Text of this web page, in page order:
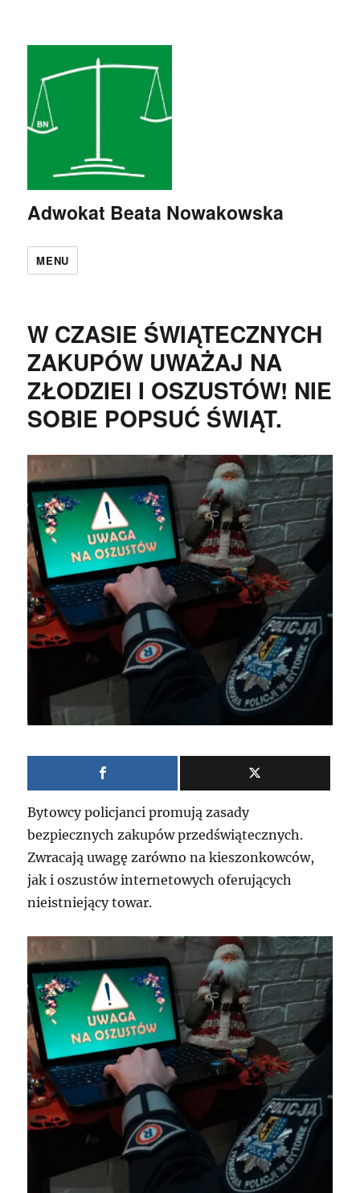
Adwokat Beata Nowakowska
MENU
W CZASIE ŚWIĄTECZNYCH
ZAKUPÓW UWAŻAJ NA
ZŁODZIEI I OSZUSTÓW! NIE
SOBIE POPSUĆ ŚWIĄT.
Bytowcy policjanci promują zasady
bezpiecznych zakupów przedświątecznych.
Zwracają uwagę zarówno na kieszonkowców,
jak i oszustów internetowych oferujących
nieistniejący towar.